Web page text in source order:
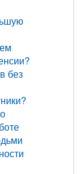
без